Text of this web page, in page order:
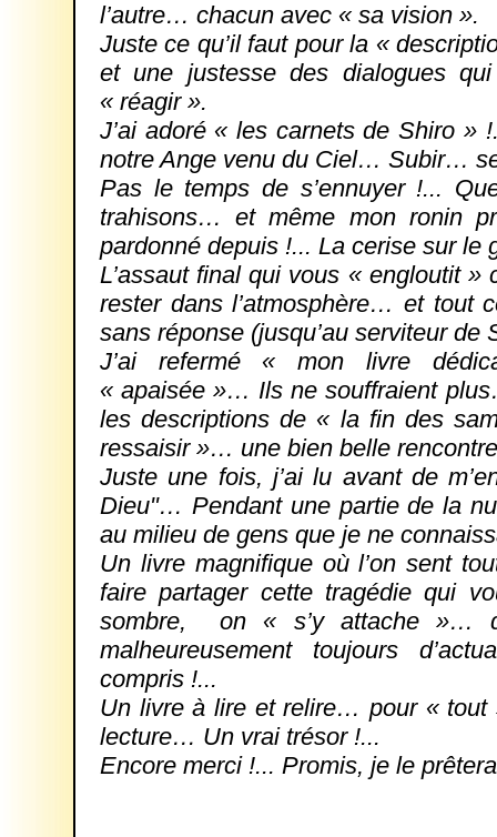
l’autre… chacun avec « sa vision ».
Juste ce qu’il faut pour la «
et une justesse des dialogues
« réagir ».
J’ai adoré « les carnets de Shiro »
notre Ange venu du Ciel… Subir…
Pas le temps de s’ennuyer !...
trahisons… et même mon ronin
pardonné depuis !... La cerise sur le
L’assaut final qui vous « engloutit
rester dans l’atmosphère… et
sans réponse (jusqu’au serviteur
J’ai refermé « mon livre
« apaisée »… Ils ne souffraient
les descriptions de « la fin des
ressaisir »… une bien belle
Juste une fois, j’ai lu avant de
Dieu"… Pendant une partie de la
au milieu de gens que je ne
Un livre magnifique où l’on sent
faire partager cette tragédie qui
sombre, on « s’y attache »…
malheureusement toujours
compris !...
Un livre à lire et relire… pour « tout
lecture… Un vrai trésor !...
Encore merci !... Promis, je le